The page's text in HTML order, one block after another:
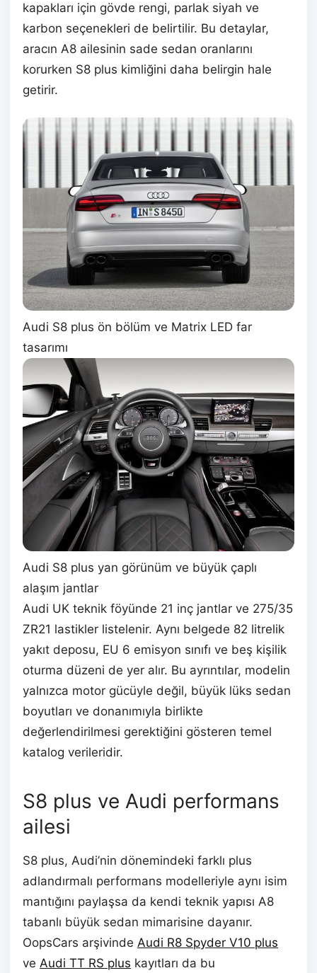
kapakları için gövde rengi, parlak siyah ve
karbon seçenekleri de belirtilir. Bu detaylar,
aracın A8 ailesinin sade sedan oranlarını
korurken S8 plus kimliğini daha belirgin hale
getirir.
Audi S8 plus ön bölüm ve Matrix LED far
tasarımı
Audi S8 plus yan görünüm ve büyük çaplı
alaşım jantlar
Audi UK teknik föyünde 21 inç jantlar ve 275/35
ZR21 lastikler listelenir. Aynı belgede 82 litrelik
yakıt deposu, EU 6 emisyon sınıfı ve beş kişilik
oturma düzeni de yer alır. Bu ayrıntılar, modelin
yalnızca motor gücüyle değil, büyük lüks sedan
boyutları ve donanımıyla birlikte
değerlendirilmesi gerektiğini gösteren temel
katalog verileridir.
S8 plus ve Audi performans
ailesi
S8 plus, Audi’nin dönemindeki farklı plus
adlandırmalı performans modelleriyle aynı isim
mantığını paylaşsa da kendi teknik yapısı A8
tabanlı büyük sedan mimarisine dayanır.
OopsCars arşivinde Audi R8 Spyder V10 plus
ve Audi TT RS plus kayıtları da bu